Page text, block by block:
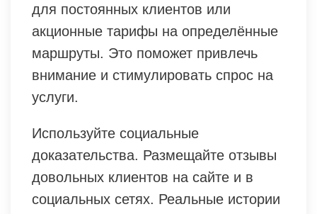
для постоянных клиентов или
акционные тарифы на определённые
маршруты. Это поможет привлечь
внимание и стимулировать спрос на
услуги.
Используйте социальные
доказательства. Размещайте отзывы
довольных клиентов на сайте и в
социальных сетях. Реальные истории